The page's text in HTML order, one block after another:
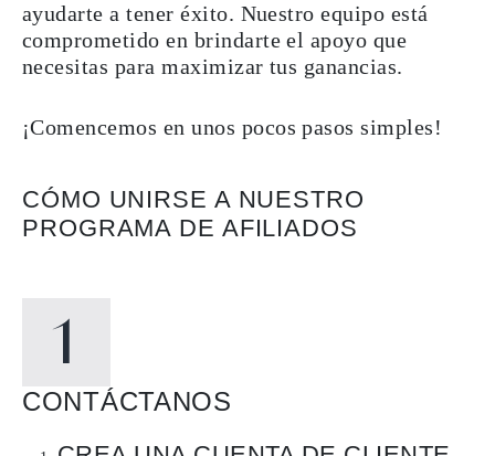
ayudarte a tener éxito. Nuestro equipo está
comprometido en brindarte el apoyo que
necesitas para maximizar tus ganancias.
¡Comencemos en unos pocos pasos simples!
CÓMO UNIRSE A NUESTRO
PROGRAMA DE AFILIADOS
CONTÁCTANOS